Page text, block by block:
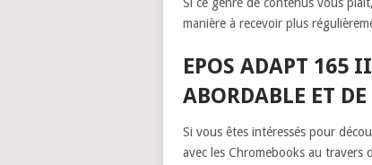
manière à recevoir plus
EPOS ADAPT 165
ABORDABLE ET
Si vous êtes intéressés pour
avec les Chromebooks au travers